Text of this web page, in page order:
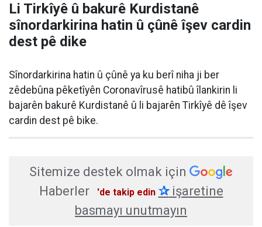
Li Tirkîyê û bakurê Kurdistanê
sînordarkirina hatin û çûnê îşev cardin
dest pê dike
​Sînordarkirina hatin û çûnê ya ku berî niha ji ber
zêdebûna pêketîyên Coronavîrusê hatibû îlankirin li
bajarên bakurê Kurdistanê û li bajarên Tirkîyê dê îşev
cardin dest pê bike.
Sitemize destek olmak için
Haberler
'de takip edin ✰işaretine
basmayı unutmayın